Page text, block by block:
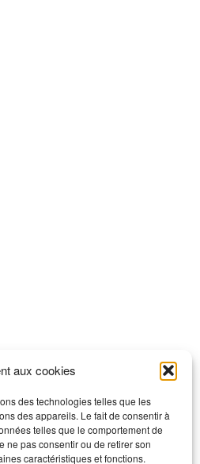
aux cookies
des technologies telles que les
des appareils. Le fait de consentir à
telles que le comportement de
ne pas consentir ou de retirer son
caractéristiques et fonctions.